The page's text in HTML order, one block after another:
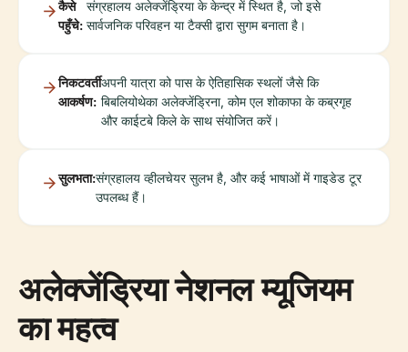
कैसे
पहुँचे:
संग्रहालय अलेक्जेंड्रिया के केन्द्र में स्थित है, जो इसे
सार्वजनिक परिवहन या टैक्सी द्वारा सुगम बनाता है।
निकटवर्ती
आकर्षण:
अपनी यात्रा को पास के ऐतिहासिक स्थलों जैसे कि
बिबलियोथेका अलेक्जेंड्रिना, कोम एल शोकाफा के कब्रगृह
और काईटबे किले के साथ संयोजित करें।
सुलभता:संग्रहालय व्हीलचेयर सुलभ है, और कई भाषाओं में गाइडेड टूर
उपलब्ध हैं।
अलेक्जेंड्रिया नेशनल म्यूजियम
का महत्व